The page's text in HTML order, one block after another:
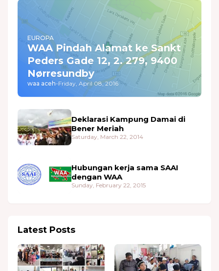
EUROPA
WAA Pindah Alamat ke Sankt
Peders Gade 12, 2. 279, 9400
Nørresundby
waa aceh-Friday, April 08, 2016
Deklarasi Kampung Damai di
Bener Meriah
Saturday, March 22, 2014
Hubungan kerja sama SAAI
dengan WAA
Sunday, February 22, 2015
Latest Posts